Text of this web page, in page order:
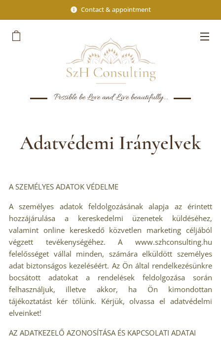
Contact & appointment
Possible be Love and Live beautifully...
Adatvédemi Irányelvek
A SZEMÉLYES ADATOK VÉDELME
A személyes adatok feldolgozásának alapja az érintett
hozzájárulása a kereskedelmi üzenetek küldéséhez,
valamint online kereskedő közvetlen marketing céljából
végzett tevékenységéhez. A www.szhconsulting.hu
felelősséget vállal minden, számára elküldött személyes
adat biztonságos kezeléséért. Az Ön által rendelkezésünkre
bocsátott adatokat a rendelések feldolgozása során
felhasználjuk, illetve akkor, ha Ön kimondottan
tájékoztatást kér tőlünk. Kérjük, olvassa el adatvédelmi
elveinket!
AZ ADATKEZELŐ AZONOSÍTÁSA ÉS KAPCSOLATI ADATAI